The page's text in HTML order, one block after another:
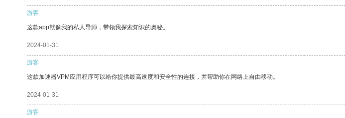
游客
这款app就像我的私人导师，带领我探索知识的奥秘。
2024-01-31
游客
这款加速器VPM应用程序可以给你提供最高速度和安全性的连接，并帮助你在网络上自由移动。
2024-01-31
游客